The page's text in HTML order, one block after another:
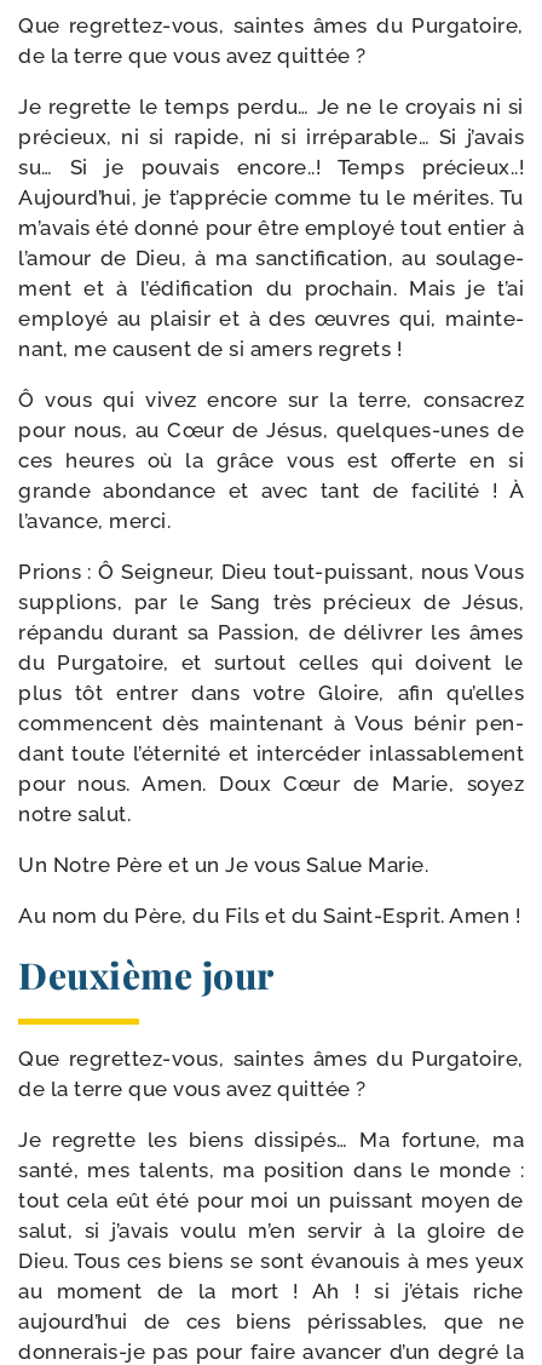
Que regrettez-​vous, saintes âmes du Purgatoire,
de la terre que vous avez quittée ?
Je regrette le temps per­du… Je ne le croyais ni si
pré­cieux, ni si rapide, ni si irré­pa­rable… Si j’avais
su… Si je pou­vais encore..! Temps pré­cieux..!
Aujourd’hui, je t’apprécie comme tu le mérites. Tu
m’avais été don­né pour être employé tout entier à
l’amour de Dieu, à ma sanc­ti­fi­ca­tion, au sou­la­ge­
ment et à l’édification du pro­chain. Mais je t’ai
employé au plai­sir et à des œuvres qui, main­te­
nant, me causent de si amers regrets !
Ô vous qui vivez encore sur la terre, consa­crez
pour nous, au Cœur de Jésus, quelques-​unes de
ces heures où la grâce vous est offerte en si
grande abon­dance et avec tant de faci­li­té ! À
l’avance, merci.
Prions : Ô Seigneur, Dieu tout-​puissant, nous Vous
sup­plions, par le Sang très pré­cieux de Jésus,
répan­du durant sa Passion, de déli­vrer les âmes
du Purgatoire, et sur­tout celles qui doivent le
plus tôt entrer dans votre Gloire, afin qu’elles
com­mencent dès main­te­nant à Vous bénir pen­
dant toute l’éternité et inter­cé­der inlas­sa­ble­ment
pour nous. Amen. Doux Cœur de Marie, soyez
notre salut.
Un Notre Père et un Je vous Salue Marie.
Au nom du Père, du Fils et du Saint-​Esprit. Amen !
Deuxième jour
Que regrettez-​vous, saintes âmes du Purgatoire,
de la terre que vous avez quittée ?
Je regrette les biens dis­si­pés… Ma for­tune, ma
san­té, mes talents, ma posi­tion dans le monde :
tout cela eût été pour moi un puis­sant moyen de
salut, si j’avais vou­lu m’en ser­vir à la gloire de
Dieu. Tous ces biens se sont éva­nouis à mes yeux
au moment de la mort ! Ah ! si j’étais riche
aujourd’hui de ces biens péris­sables, que ne
donnerais-​je pas pour faire avan­cer d’un degré la